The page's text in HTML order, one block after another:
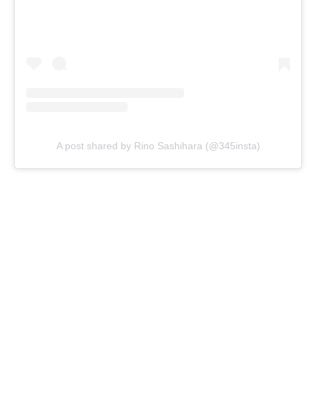
A post shared by Rino Sashihara (@345insta)